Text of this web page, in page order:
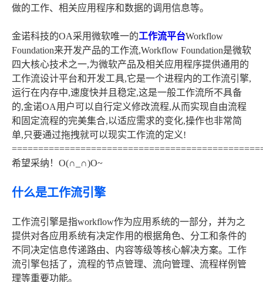
做的工作、相关应用程序和数据的调用信息等。
金诺科技的OA采用微软唯一的工作流平台Workflow
Foundation来开发产品的工作流,Workflow Foundation是微软
四大核心技术之一,为微软产品及相关应用程序提供通用的
工作流设计平台和开发工具,它是一个进程内的工作流引擎,
运行在内存中,速度快并且稳定,这是一般工作流所不具备
的,金诺OA用户可以自行定义修改流程,从而实现自由流程
和固定流程的完美集合,以适应需求的变化,操作也非常简
单,只要通过拖拽就可以现实工作流的定义!
希望采纳！O(∩_∩)O~
什么是工作流引擎
工作流引擎是指workflow作为应用系统的一部分，并为之
提供对各应用系统有决定作用的根据角色、分工和条件的
不同决定信息传递路由、内容等级等核心解决方案。工作
流引擎包括了，流程的节点管理、流向管理、流程样例管
理等重要功能。